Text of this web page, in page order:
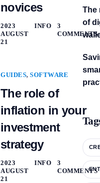
novices
2023
AUGUST
21
INFO
3
COMMENTS
GUIDES,SOFTWARE
The role of
inflation in your
investment
strategy
2023
AUGUST
21
INFO
3
COMMENTS
The
of